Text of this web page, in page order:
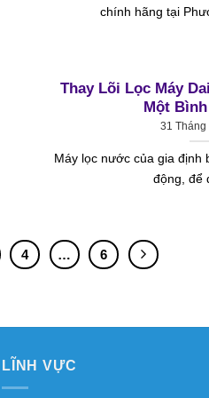
chính hãng tại
Thay Lõi Lọc Máy
Một
31 Tháng
Máy lọc nước của gia định
động, để
4 … 6
LĨNH VỰC